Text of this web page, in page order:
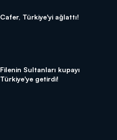
Cafer, Türkiye'yi ağlattı!
Filenin Sultanları kupayı
Türkiye'ye getirdi!